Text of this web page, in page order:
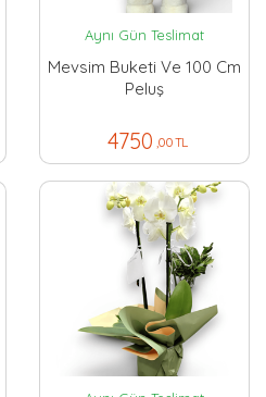
Aynı Gün Teslimat
Mevsim Buketi Ve 100 Cm
Peluş
4750 ,00 TL